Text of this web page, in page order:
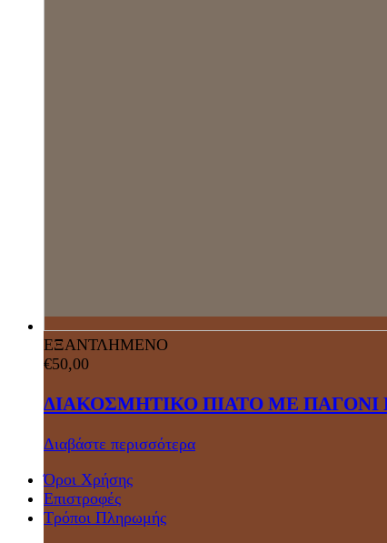
ΕΞΑΝΤΛΗΜΕΝΟ
€50,00
ΔΙΑΚΟΣΜΗΤΙΚΟ ΠΙΑΤΟ ΜΕ
Διαβάστε περισσότερα
Όροι Χρήσης
Επιστροφές
Τρόποι Πληρωμής